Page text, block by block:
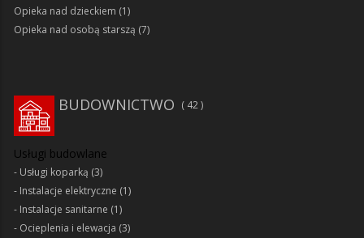
Opieka nad dzieckiem (1)
Opieka nad osobą starszą (7)
BUDOWNICTWO 42
Usługi budowlane
Usługi koparką (3)
Instalacje elektryczne (1)
Instalacje sanitarne (1)
Ocieplenia i elewacja (3)